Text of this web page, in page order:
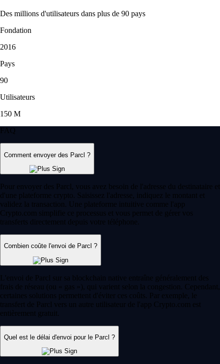
Des millions d'utilisateurs dans plus de 90 pays
Fondation
2016
Pays
90
Utilisateurs
150 M
FAQ
Comment envoyer des Parcl ?
Pour envoyer des Parcl, vous avez besoin de l'adresse du destinataire et
d'une plateforme crypto. Saisissez l'adresse, indiquez le montant et
validez la transaction. Une plateforme intuitive comme l'app
Crypto.com simplifie ce processus et vous permet de gérer vos
transferts directement depuis votre téléphone.
Combien coûte l'envoi de Parcl ?
L'envoi de Parcl sur sa blockchain native entraîne généralement des
frais de réseau (ou « gas »), qui varient selon la congestion. Cependant,
certaines solutions permettent d'éviter ces coûts. Par exemple, le
transfert de Parcl vers un autre utilisateur de l'app Crypto.com est
entièrement gratuit.
Quel est le délai d'envoi pour le Parcl ?